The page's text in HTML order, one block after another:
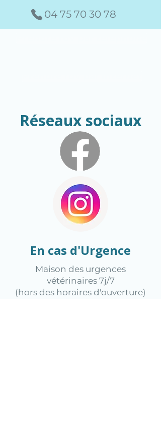
04 75 70 30 78
Réseaux sociaux
En cas d'Urgence
Maison des urgences
vétérinaires 7j/7
(hors des horaires d'ouverture)